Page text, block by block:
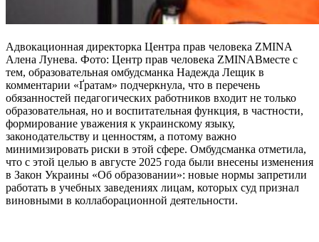
Адвокационная директорка Центра прав человека ZMINA
Алена Лунева. Фото: Центр прав человека ZMINAВместе с
тем, образовательная омбудсманка Надежда Лещик в
комментарии «Ґратам» подчеркнула, что в перечень
обязанностей педагогических работников входит не только
образовательная, но и воспитательная функция, в частности,
формирование уважения к украинскому языку,
законодательству и ценностям, а потому важно
минимизировать риски в этой сфере. Омбудсманка отметила,
что с этой целью в августе 2025 года были внесены изменения
в Закон Украины «Об образовании»: новые нормы запретили
работать в учебных заведениях лицам, которых суд признал
виновными в коллаборационной деятельности.